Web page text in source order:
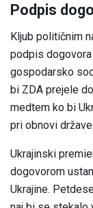
Podpis
Kljub političnim
podpis
gospodarsko
bi ZDA prejele
medtem ko bi
pri obnovi države.
Ukrajinski
dogovorom
Ukrajine.